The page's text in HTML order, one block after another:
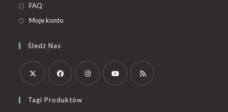
FAQ
Moje konto
Śledź Nas
Tagi Produktów